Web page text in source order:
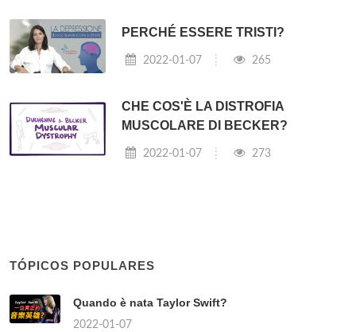
PERCHÉ ESSERE TRISTI?
2022-01-07 265
CHE COS'È LA DISTROFIA
MUSCOLARE DI BECKER?
2022-01-07 273
TÓPICOS POPULARES
Quando è nata Taylor Swift?
2022-01-07